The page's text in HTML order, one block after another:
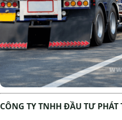
CÔNG TY TNHH ĐẦU TƯ PHÁT